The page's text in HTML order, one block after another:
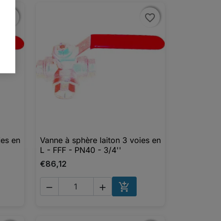
en
AU PANIER
favorite_border
favorite_border
 Aperçu rapide
Vanne à sphère laiton 3 voies en
L - FFF - PN40 - 3/4''
€86,12
  
AJOUTER AU PANIER